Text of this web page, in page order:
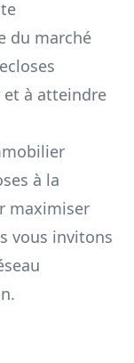
du marché
à atteindre
à la
maximiser
vous invitons